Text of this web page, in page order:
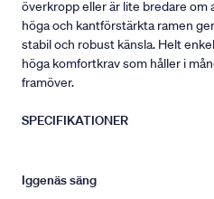
överkropp eller är lite bredare om
höga och kantförstärkta ramen
stabil och robust känsla. Helt
höga komfortkrav som håller i
framöver.
SPECIFIKATIONER
Iggenäs säng